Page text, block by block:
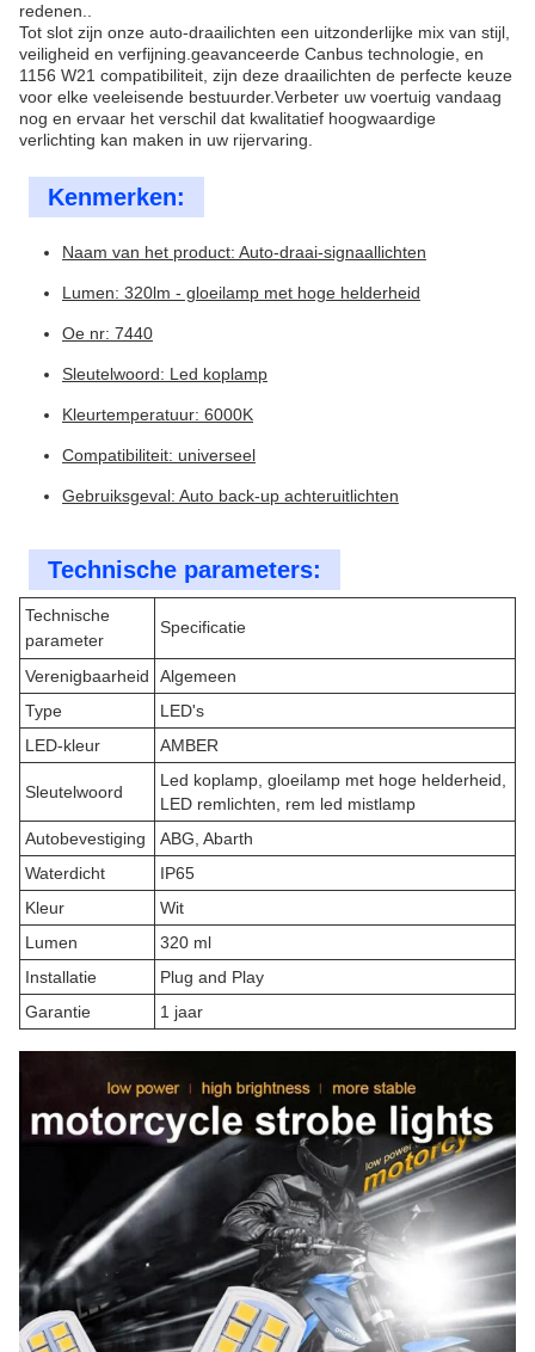
redenen..
Tot slot zijn onze auto-draailichten een uitzonderlijke mix van stijl,
veiligheid en verfijning.geavanceerde Canbus technologie, en
1156 W21 compatibiliteit, zijn deze draailichten de perfecte keuze
voor elke veeleisende bestuurder.Verbeter uw voertuig vandaag
nog en ervaar het verschil dat kwalitatief hoogwaardige
verlichting kan maken in uw rijervaring.
Kenmerken:
Naam van het product: Auto-draai-signaallichten
Lumen: 320lm - gloeilamp met hoge helderheid
Oe nr: 7440
Sleutelwoord: Led koplamp
Kleurtemperatuur: 6000K
Compatibiliteit: universeel
Gebruiksgeval: Auto back-up achteruitlichten
Technische parameters:
Technische
parameter
Specificatie
Verenigbaarheid
Algemeen
Type
LED's
LED-kleur
AMBER
Sleutelwoord
Led koplamp, gloeilamp met hoge helderheid,
LED remlichten, rem led mistlamp
Autobevestiging
ABG, Abarth
Waterdicht
IP65
Kleur
Wit
Lumen
320 ml
Installatie
Plug and Play
Garantie
1 jaar